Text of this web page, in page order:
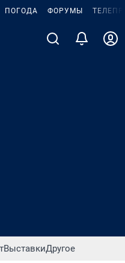
ПОГОДА ФОРУМЫ
ВыставкиДругое